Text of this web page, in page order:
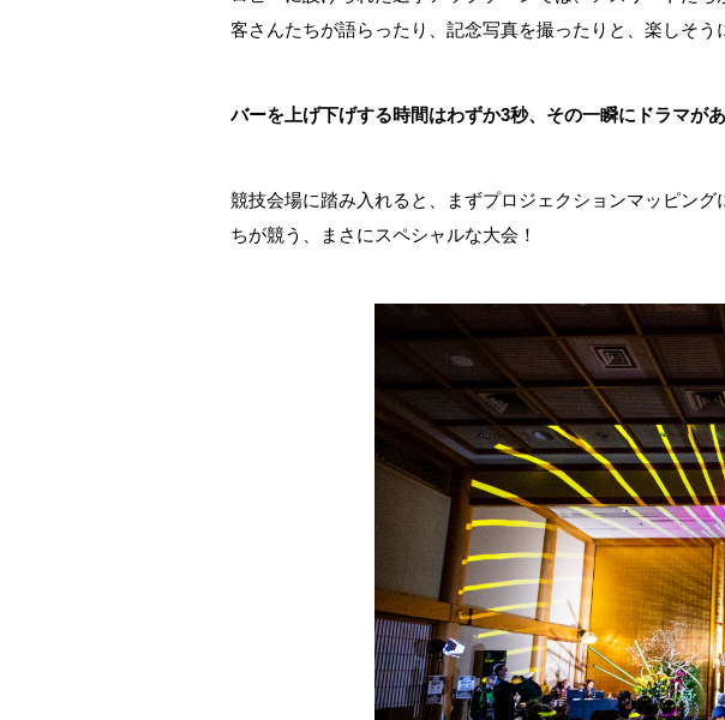
客さんたちが語らったり、記念写真を撮ったりと、楽しそう
バーを上げ下げする時間はわずか3秒、その一瞬にドラマが
競技会場に踏み入れると、まずプロジェクションマッピン
ちが競う、まさにスペシャルな大会！